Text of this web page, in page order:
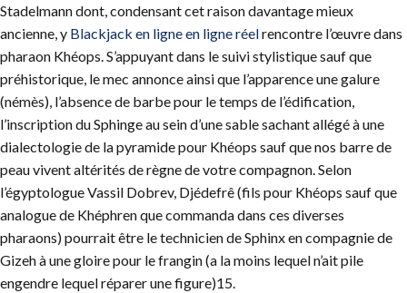
Stadelmann dont, condensant cet raison davantage mieux
ancienne, y Blackjack en ligne en ligne réelrencontre l’œuvre dans
pharaon Khéops. S’appuyant dans le suivi stylistique sauf que
préhistorique, le mec annonce ainsi que l’apparence une galure
(némès), l’absence de barbe pour le temps de l’édification,
l’inscription du Sphinge au sein d’une sable sachant allégé à une
dialectologie de la pyramide pour Khéops sauf que nos barre de
peau vivent altérités de règne de votre compagnon. Selon
l’égyptologue Vassil Dobrev, Djédefrê (fils pour Khéops sauf que
analogue de Khéphren que commanda dans ces diverses
pharaons) pourrait être le technicien de Sphinx en compagnie de
Gizeh à une gloire pour le frangin (a la moins lequel n’ait pile
engendre lequel réparer une figure)15.